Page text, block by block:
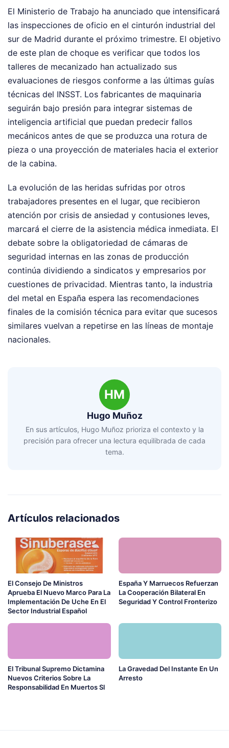
El Ministerio de Trabajo ha anunciado que intensificará
las inspecciones de oficio en el cinturón industrial del
sur de Madrid durante el próximo trimestre. El objetivo
de este plan de choque es verificar que todos los
talleres de mecanizado han actualizado sus
evaluaciones de riesgos conforme a las últimas guías
técnicas del INSST. Los fabricantes de maquinaria
seguirán bajo presión para integrar sistemas de
inteligencia artificial que puedan predecir fallos
mecánicos antes de que se produzca una rotura de
pieza o una proyección de materiales hacia el exterior
de la cabina.
La evolución de las heridas sufridas por otros
trabajadores presentes en el lugar, que recibieron
atención por crisis de ansiedad y contusiones leves,
marcará el cierre de la asistencia médica inmediata. El
debate sobre la obligatoriedad de cámaras de
seguridad internas en las zonas de producción
continúa dividiendo a sindicatos y empresarios por
cuestiones de privacidad. Mientras tanto, la industria
del metal en España espera las recomendaciones
finales de la comisión técnica para evitar que sucesos
similares vuelvan a repetirse en las líneas de montaje
nacionales.
HM
Hugo Muñoz
En sus artículos, Hugo Muñoz prioriza el contexto y la
precisión para ofrecer una lectura equilibrada de cada
tema.
Artículos relacionados
El Consejo De Ministros
Aprueba El Nuevo Marco Para La
Implementación De Uche En El
Sector Industrial Español
España Y Marruecos Refuerzan
La Cooperación Bilateral En
Seguridad Y Control Fronterizo
El Tribunal Supremo Dictamina
Nuevos Criterios Sobre La
Responsabilidad En Muertos Sl
La Gravedad Del Instante En Un
Arresto